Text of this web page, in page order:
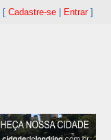
[ Cadastre-se| Entrar]